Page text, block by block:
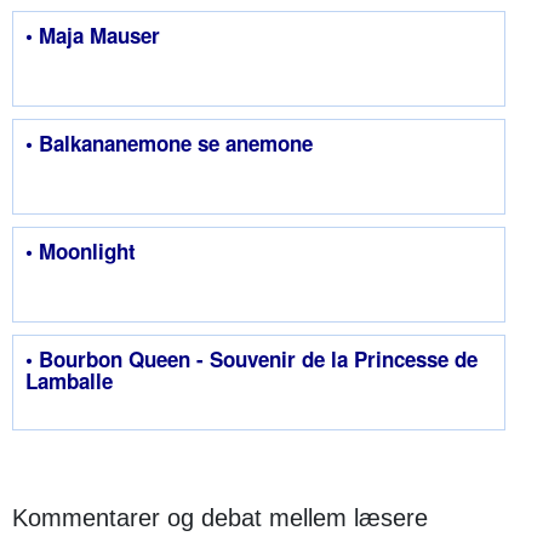
• Maja Mauser
• Balkananemone se anemone
• Moonlight
• Bourbon Queen - Souvenir de la Princesse de
Lamballe
Kommentarer og debat mellem læsere